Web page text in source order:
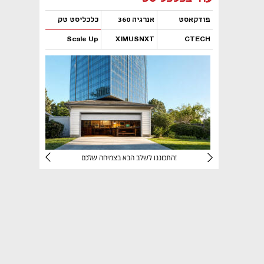
פודקאסט אנרגיה 360 כלכליסט טק
CTECH
XIMUSNXT
Scale Up
נפתח בכרטיסייה חדשה
התכוננו לשלב הבא בצמיחה שלכם!
נפתח בכרטיסייה חדשה